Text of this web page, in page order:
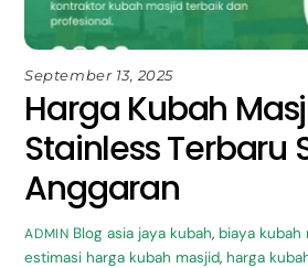
September 13, 2025
Harga Kubah
Stainless Terbaru
Anggaran
ADMIN Blog asia jaya kubah, biaya kubah
estimasi harga kubah masjid, harga